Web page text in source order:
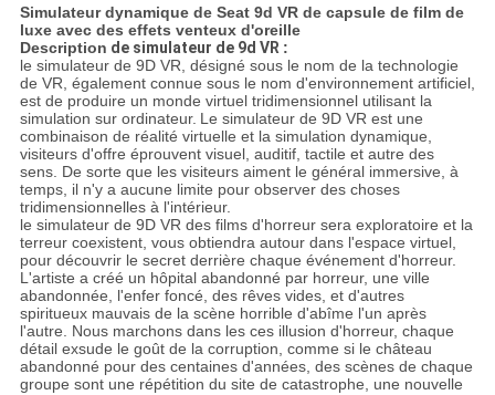
Simulateur dynamique de Seat 9d VR de capsule de film de
luxe avec des effets venteux d'oreille
Description desimulateur de 9d VR :
le simulateur de 9D VR, désigné sous le nom de la technologie
de VR, également connue sous le nom d'environnement artificiel,
est de produire un monde virtuel tridimensionnel utilisant la
simulation sur ordinateur. Le simulateur de 9D VR est une
combinaison de réalité virtuelle et la simulation dynamique,
visiteurs d'offre éprouvent visuel, auditif, tactile et autre des
sens. De sorte que les visiteurs aiment le général immersive, à
temps, il n'y a aucune limite pour observer des choses
tridimensionnelles à l'intérieur.
le simulateur de 9D VR des films d'horreur sera exploratoire et la
terreur coexistent, vous obtiendra autour dans l'espace virtuel,
pour découvrir le secret derrière chaque événement d'horreur.
L'artiste a créé un hôpital abandonné par horreur, une ville
abandonnée, l'enfer foncé, des rêves vides, et d'autres
spiritueux mauvais de la scène horrible d'abîme l'un après
l'autre. Nous marchons dans les ces illusion d'horreur, chaque
détail exsude le goût de la corruption, comme si le château
abandonné pour des centaines d'années, des scènes de chaque
groupe sont une répétition du site de catastrophe, une nouvelle